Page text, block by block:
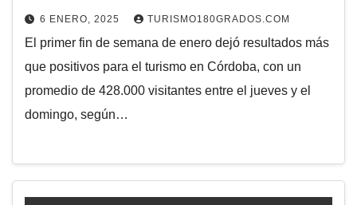
6 ENERO, 2025 TURISMO180GRADOS.COM
El primer fin de semana de enero dejó resultados más
que positivos para el turismo en Córdoba, con un
promedio de 428.000 visitantes entre el jueves y el
domingo, según…